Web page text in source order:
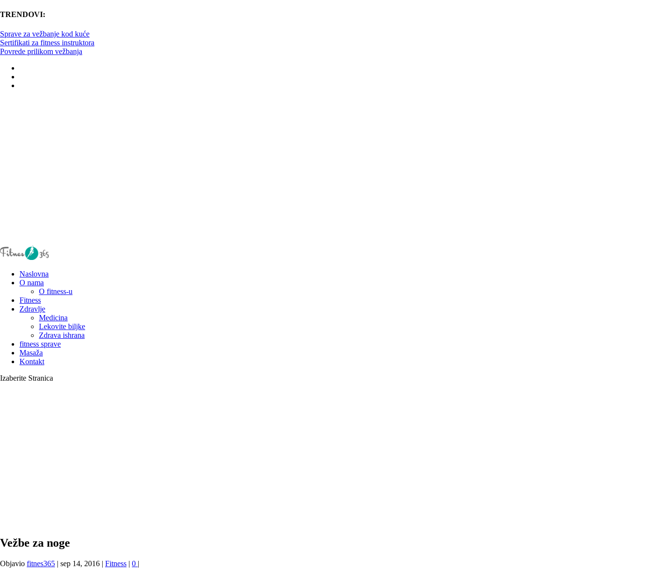
TRENDOVI:
Sprave za vežbanje kod kuće
Sertifikati za fitness instruktora
Povrede prilikom vežbanja
Naslovna
O nama
O fitness-u
Fitness
Zdravlje
Medicina
Lekovite biljke
Zdrava ishrana
fitness sprave
Masaža
Kontakt
Izaberite Stranica
Vežbe za noge
Objavio fitnes365 | sep 14, 2016 | Fitness | 0 |